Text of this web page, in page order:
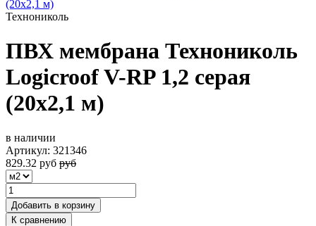
Технониколь
ПВХ мембрана Технониколь
Logicroof V-RP 1,2 серая
(20х2,1 м)
в наличии
Артикул: 321346
829.32 руб руб
Добавить в корзину
К сравнению